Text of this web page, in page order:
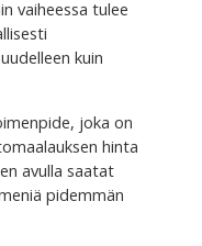
vaiheessa tulee
kuin
joka on
hinta
avulla saatat
pidemmän